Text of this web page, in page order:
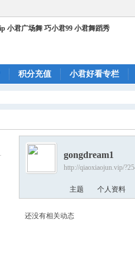
积分充值 小君好看专栏
gongdream1
http://qiaoxiaojun.vip/
主题 个人资料
还没有相关动态